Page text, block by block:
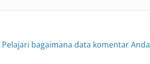
Pelajari bagaimana data komentar Anda